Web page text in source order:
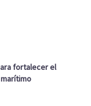
fortalecer el